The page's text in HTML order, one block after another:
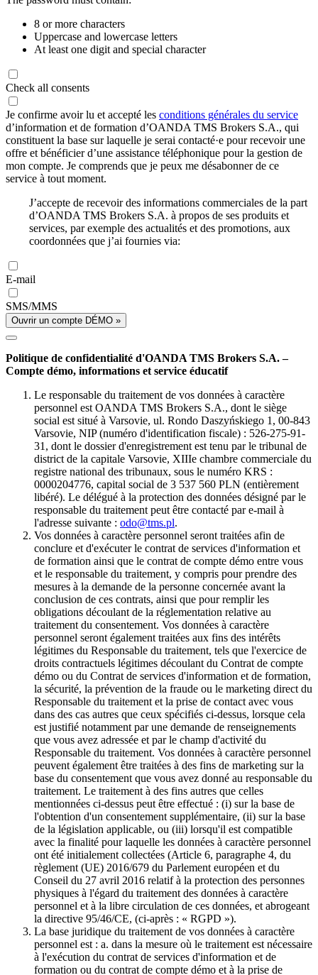
8 or more characters
Uppercase and lowercase letters
At least one digit and special character
Check all consents
Je confirme avoir lu et accepté les conditions générales du service
d’information et de formation d’OANDA TMS Brokers S.A., qui
constituent la base sur laquelle je serai contacté·e pour recevoir une
offre et bénéficier d’une assistance téléphonique pour la gestion de
mon compte. Je comprends que je peux me désabonner de ce
service à tout moment.
J’accepte de recevoir des informations commerciales de la part
d’OANDA TMS Brokers S.A. à propos de ses produits et
services, par exemple des actualités et des promotions, aux
coordonnées que j’ai fournies via:
E-mail
SMS/MMS
Ouvrir un compte DÉMO »
Politique de confidentialité d'OANDA TMS Brokers S.A. –
Compte démo, informations et service éducatif
Le responsable du traitement de vos données à caractère
personnel est OANDA TMS Brokers S.A., dont le siège
social est situé à Varsovie, ul. Rondo Daszyńskiego 1, 00-843
Varsovie, NIP (numéro d'identification fiscale) : 526-275-91-
31, dont le dossier d'enregistrement est tenu par le tribunal de
district de la capitale Varsovie, XIIIe chambre commerciale du
registre national des tribunaux, sous le numéro KRS :
0000204776, capital social de 3 537 560 PLN (entièrement
libéré). Le délégué à la protection des données désigné par le
responsable du traitement peut être contacté par e-mail à
l'adresse suivante : odo@tms.pl.
Vos données à caractère personnel seront traitées afin de
conclure et d'exécuter le contrat de services d'information et
de formation ainsi que le contrat de compte démo entre vous
et le responsable du traitement, y compris pour prendre des
mesures à la demande de la personne concernée avant la
conclusion de ces contrats, ainsi que pour remplir les
obligations découlant de la réglementation relative au
traitement du consentement. Vos données à caractère
personnel seront également traitées aux fins des intérêts
légitimes du Responsable du traitement, tels que l'exercice de
droits contractuels légitimes découlant du Contrat de compte
démo ou du Contrat de services d'information et de formation,
la sécurité, la prévention de la fraude ou le marketing direct du
Responsable du traitement et la prise de contact avec vous
dans des cas autres que ceux spécifiés ci-dessus, lorsque cela
est justifié notamment par une demande de renseignements
que vous avez adressée et par le champ d'activité du
Responsable du traitement. Vos données à caractère personnel
peuvent également être traitées à des fins de marketing sur la
base du consentement que vous avez donné au responsable du
traitement. Le traitement à des fins autres que celles
mentionnées ci-dessus peut être effectué : (i) sur la base de
l'obtention d'un consentement supplémentaire, (ii) sur la base
de la législation applicable, ou (iii) lorsqu'il est compatible
avec la finalité pour laquelle les données à caractère personnel
ont été initialement collectées (Article 6, paragraphe 4, du
règlement (UE) 2016/679 du Parlement européen et du
Conseil du 27 avril 2016 relatif à la protection des personnes
physiques à l'égard du traitement des données à caractère
personnel et à la libre circulation de ces données, et abrogeant
la directive 95/46/CE, (ci-après : « RGPD »).
La base juridique du traitement de vos données à caractère
personnel est : a. dans la mesure où le traitement est nécessaire
à l'exécution du contrat de services d'information et de
formation ou du contrat de compte démo et à la prise de